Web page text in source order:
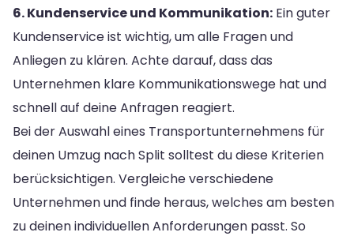
6. Kundenservice und Kommunikation: Ein guter
Kundenservice ist wichtig, um alle Fragen und
Anliegen zu klären. Achte darauf, dass das
Unternehmen klare Kommunikationswege hat und
schnell auf deine Anfragen reagiert.
Bei der Auswahl eines Transportunternehmens für
deinen Umzug nach Split solltest du diese Kriterien
berücksichtigen. Vergleiche verschiedene
Unternehmen und finde heraus, welches am besten
zu deinen individuellen Anforderungen passt. So